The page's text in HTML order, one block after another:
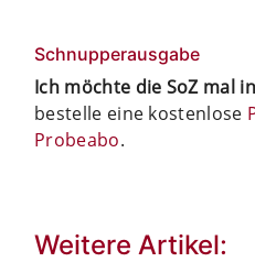
Schnupperausgabe
Ich möchte die SoZ mal
bestelle eine kostenlose
Probeabo.
Weitere Artikel: